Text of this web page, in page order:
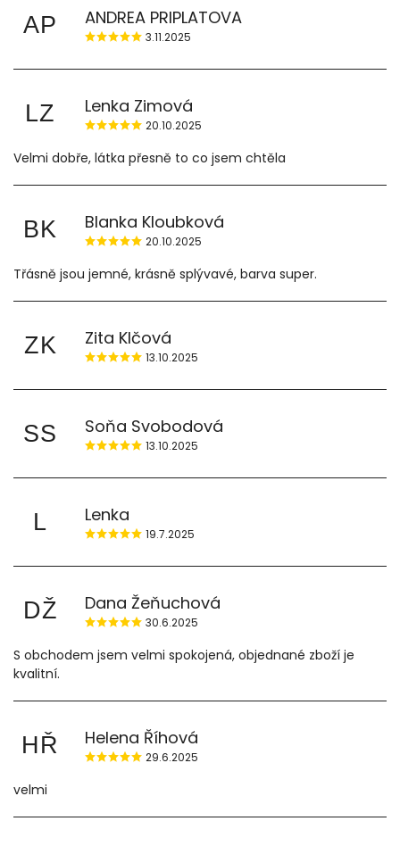
AP ANDREA PRIPLATOVA
3.11.2025
LZ Lenka Zimová
20.10.2025
Velmi dobře, látka přesně to co jsem chtěla
BK Blanka Kloubková
20.10.2025
Třásně jsou jemné, krásně splývavé, barva super.
ZK Zita Klčová
13.10.2025
SS Soňa Svobodová
13.10.2025
L Lenka
19.7.2025
DŽ Dana Žeňuchová
30.6.2025
S obchodem jsem velmi spokojená, objednané zboží je
kvalitní.
HŘ Helena Říhová
29.6.2025
velmi